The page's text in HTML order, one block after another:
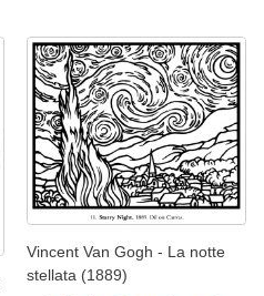
Vincent Van Gogh - La notte
stellata (1889)